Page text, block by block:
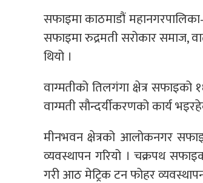
सफाइमा काठमाडौं
सफाइमा रुद्रमती सरोकार समाज,
थियो ।
वाग्मतीको तिलगंगा क्षेत्र
वाग्मती सौन्दर्यीकरणको कार्य
मीनभवन क्षेत्रको आलोकनगर
व्यवस्थापन गरियो । चक्रपथ
गरी आठ मेट्रिक टन फोहर